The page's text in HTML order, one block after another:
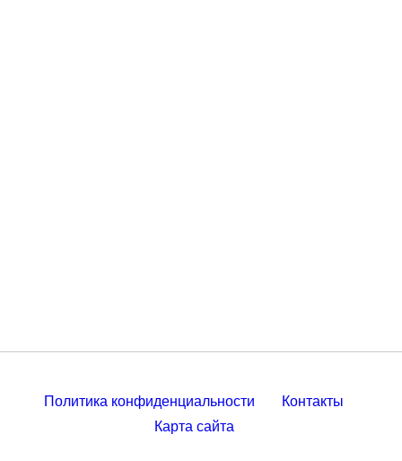
Политика конфиденциальности
Контакты
Карта сайта